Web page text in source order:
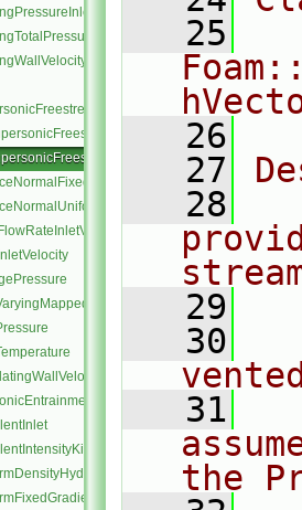
   25
   26
   27
   28
   29
   30
   31
the